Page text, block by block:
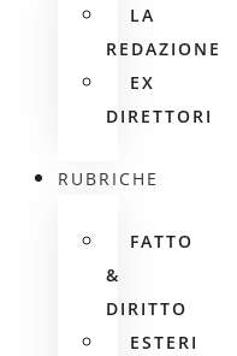
LA
REDAZIONE
EX
DIRETTORI
RUBRICHE
FATTO
&
DIRITTO
ESTERI